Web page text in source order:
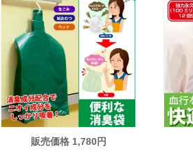
販売価格 1,780円